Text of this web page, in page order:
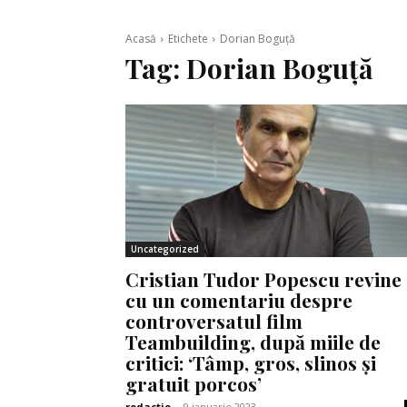
Acasă Etichete Dorian Boguţă
Tag: Dorian Boguţă
Uncategorized
Cristian Tudor Popescu revine
cu un comentariu despre
controversatul film
Teambuilding, după miile de
critici: ‘Tâmp, gros, slinos și
gratuit porcos’